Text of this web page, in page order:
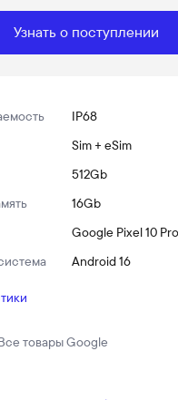
Узнать о поступлении
IP68
Sim + eSim
512Gb
16Gb
Google Pixel 10
Android 16
товарыGoogle